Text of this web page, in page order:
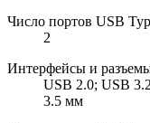
Число портов USB
2
Интерфейсы и
USB 2.0; USB
3.5 мм